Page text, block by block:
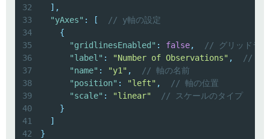
32
] ,
33
"yAxes" : [
// y軸の設定
34
{
35
"gridlinesEnabled" : false,
// グリッドライ
36
"label" : "Number of Observations" ,
// ラ
37
"name" : "y1" ,
// 軸の名前
38
"position" : "left" ,
// 軸の位置
39
"scale" : "linear"
// スケールのタイプ
40
}
41
]
42
}